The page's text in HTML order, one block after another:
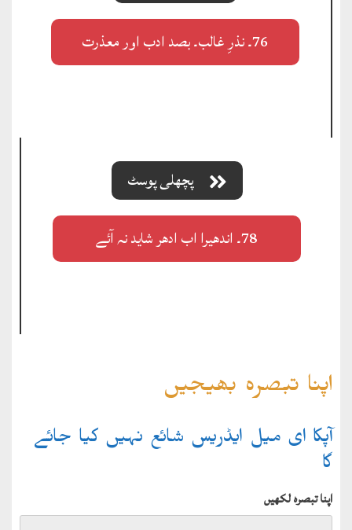
76۔ نذرِ غالب۔ بصد ادب اور معذرت
پچھلی پوسٹ
78۔ اندھیرا اب ادھر شاید نہ آئے
اپنا تبصرہ بھیجیں
آپکا ای میل ایڈریس شائع نہیں کیا جائے
گا
اپنا تبصرہ لکھیں